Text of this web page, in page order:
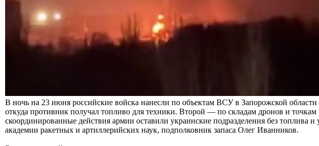
В ночь на 23 июня российские войска нанесли по объектам ВСУ в Запорожской
откуда противник получал топливо для техники. Второй — по складам дронов и
скоординированные действия армии оставили украинские подразделения без топлива
академии ракетных и артиллерийских наук, подполковник запаса Олег Иванников.